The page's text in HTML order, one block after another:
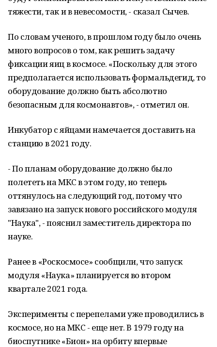
тяжести, так и в невесомости, - сказал Сычев.
По словам ученого, в прошлом году было очень
много вопросов о том, как решить задачу
фиксации яиц в космосе. «Поскольку для этого
предполагается использовать формальдегид, то
оборудование должно быть абсолютно
безопасным для космонавтов», - отметил он.
Инкубатор с яйцами намечается доставить на
станцию в 2021 году.
- По планам оборудование должно было
полететь на МКС в этом году, но теперь
оттянулось на следующий год, потому что
завязано на запуск нового российского модуля
"Наука", - пояснил заместитель директора по
науке.
Ранее в «Роскосмосе» сообщили, что запуск
модуля «Наука» планируется во втором
квартале 2021 года.
Эксперименты с перепелами уже проводились в
космосе, но на МКС - еще нет. В 1979 году на
биоспутнике «Бион» на орбиту впервые